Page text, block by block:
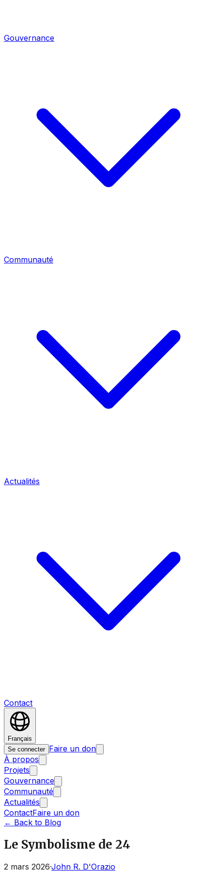
Gouvernance
Communauté
Actualités
Contact
Français
Se connecter Faire un don
À propos
Projets
Gouvernance
Communauté
Actualités
ContactFaire un don
← Back to Blog
Le Symbolisme de 24
2 mars 2026·John R. D'Orazio